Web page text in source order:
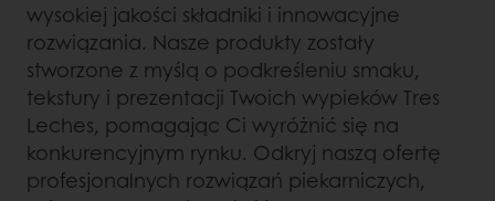
wysokiej jakości składniki i innowacyjne
rozwiązania. Nasze produkty zostały
stworzone z myślą o podkreśleniu smaku,
tekstury i prezentacji Twoich wypieków Tres
Leches, pomagając Ci wyróżnić się na
konkurencyjnym rynku. Odkryj naszą ofertę
profesjonalnych rozwiązań piekarniczych,